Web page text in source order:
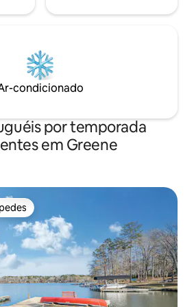
condicionado
por temporada
em Greene
dos hóspedes